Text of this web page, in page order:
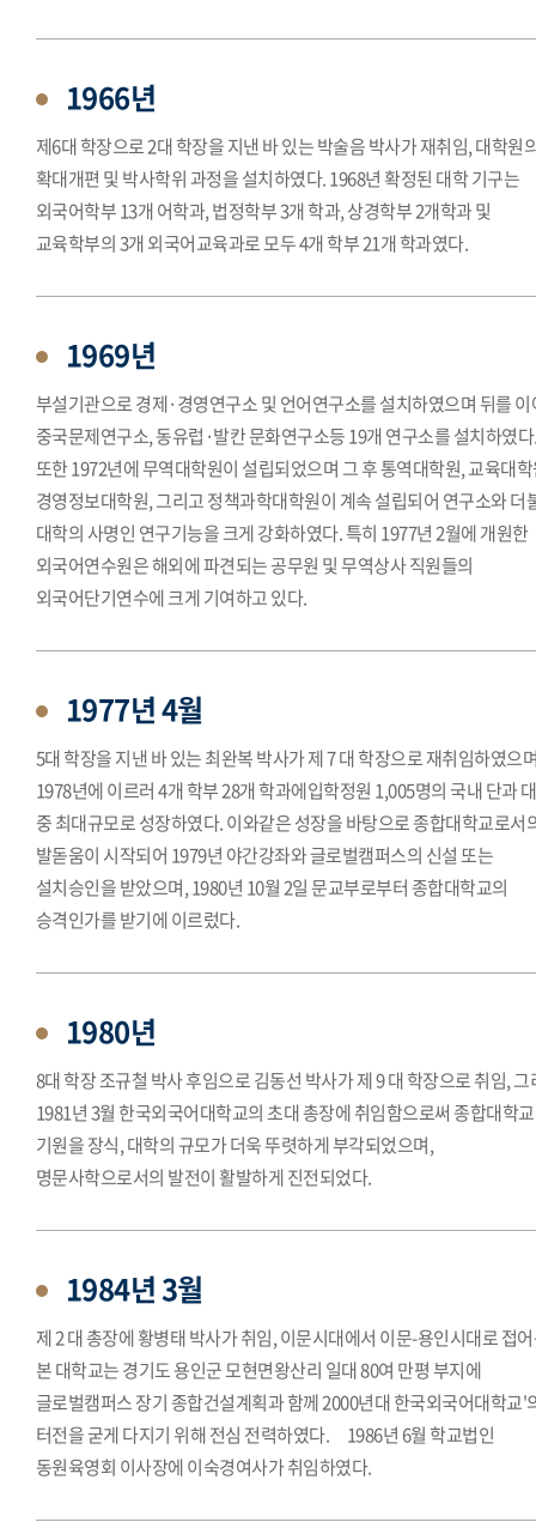
1966년
제6대 학장으로 2대 학장을 지낸 바 있는 박술음 박사가 재취임, 대학원
확대개편 및 박사학위 과정을 설치하였다. 1968년 확정된 대학 기구는
외국어학부 13개 어학과, 법정학부 3개 학과, 상경학부 2개학과 및
교육학부의 3개 외국어교육과로 모두 4개 학부 21개 학과였다.
1969년
부설기관으로 경제·경영연구소 및 언어연구소를 설치하였으며 뒤를 이
중국문제연구소, 동유럽·발칸 문화연구소등 19개 연구소를 설치하였
또한 1972년에 무역대학원이 설립되었으며 그 후 통역대학원, 교육대
경영정보대학원, 그리고 정책과학대학원이 계속 설립되어 연구소와 더
대학의 사명인 연구기능을 크게 강화하였다. 특히 1977년 2월에 개원한
외국어연수원은 해외에 파견되는 공무원 및 무역상사 직원들의
외국어단기연수에 크게 기여하고 있다.
1977년 4월
5대 학장을 지낸 바 있는 최완복 박사가 제 7 대 학장으로 재취임하였으
1978년에 이르러 4개 학부 28개 학과에입학정원 1,005명의 국내 단과
중 최대규모로 성장하였다. 이와같은 성장을 바탕으로 종합대학교로서
발돋움이 시작되어 1979년 야간강좌와 글로벌캠퍼스의 신설 또는
설치승인을 받았으며, 1980년 10월 2일 문교부로부터 종합대학교의
승격인가를 받기에 이르렀다.
1980년
8대 학장 조규철 박사 후임으로 김동선 박사가 제 9 대 학장으로 취임, 그
1981년 3월 한국외국어대학교의 초대 총장에 취임함으로써 종합대학
기원을 장식, 대학의 규모가 더욱 뚜렷하게 부각되었으며,
명문사학으로서의 발전이 활발하게 진전되었다.
1984년 3월
제 2 대 총장에 황병태 박사가 취임, 이문시대에서 이문-용인시대로 접
본 대학교는 경기도 용인군 모현면왕산리 일대 80여 만평 부지에
글로벌캠퍼스 장기 종합건설계획과 함께 2000년대 한국외국어대학교'
터전을 굳게 다지기 위해 전심 전력하였다. 1986년 6월 학교법인
동원육영회 이사장에 이숙경여사가 취임하였다.